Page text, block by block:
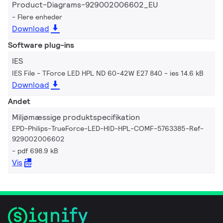
Product-Diagrams-929002006602_EU
Flere enheder
Download
Software plug-ins
IES
IES File - TForce LED HPL ND 60-42W E27 840 ies 14.6 kB
Download
Andet
Miljømæssige produktspecifikation
EPD-Philips-TrueForce-LED-HID-HPL-COMF-5763385-Ref-
929002006602
pdf 698.9 kB
Vis